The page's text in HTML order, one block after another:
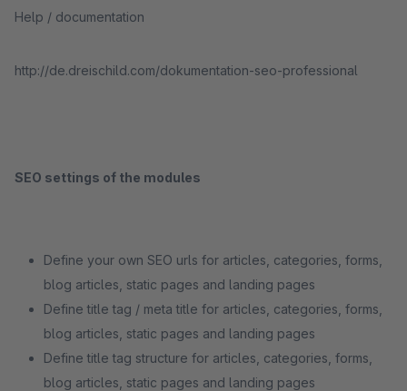
Help / documentation
http://de.dreischild.com/dokumentation-seo-professional
SEO settings of the modules
Define your own SEO urls for articles, categories, forms,
blog articles, static pages and landing pages
Define title tag / meta title for articles, categories, forms,
blog articles, static pages and landing pages
Define title tag structure for articles, categories, forms,
blog articles, static pages and landing pages